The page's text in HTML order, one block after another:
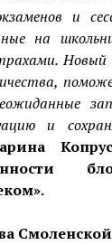
и
на
Новый
и